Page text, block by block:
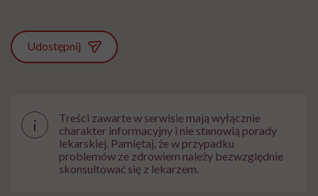
Udostępnij
i
Treści zawarte w serwisie mają wyłącznie
charakter informacyjny i nie stanowią porady
lekarskiej. Pamiętaj, że w przypadku
problemów ze zdrowiem należy bezwzględnie
skonsultować się z lekarzem.